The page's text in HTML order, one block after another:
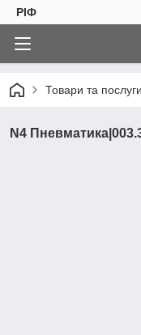
РІФ
Товари та послуги
N4